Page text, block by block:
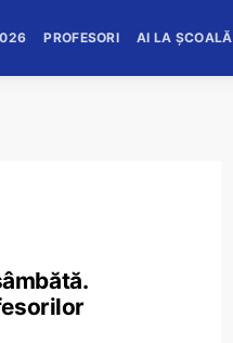
PROFESORI AI LA ȘCOALĂ